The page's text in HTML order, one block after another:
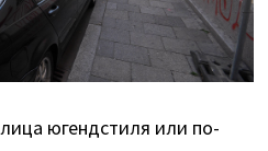
югендстиля или по-